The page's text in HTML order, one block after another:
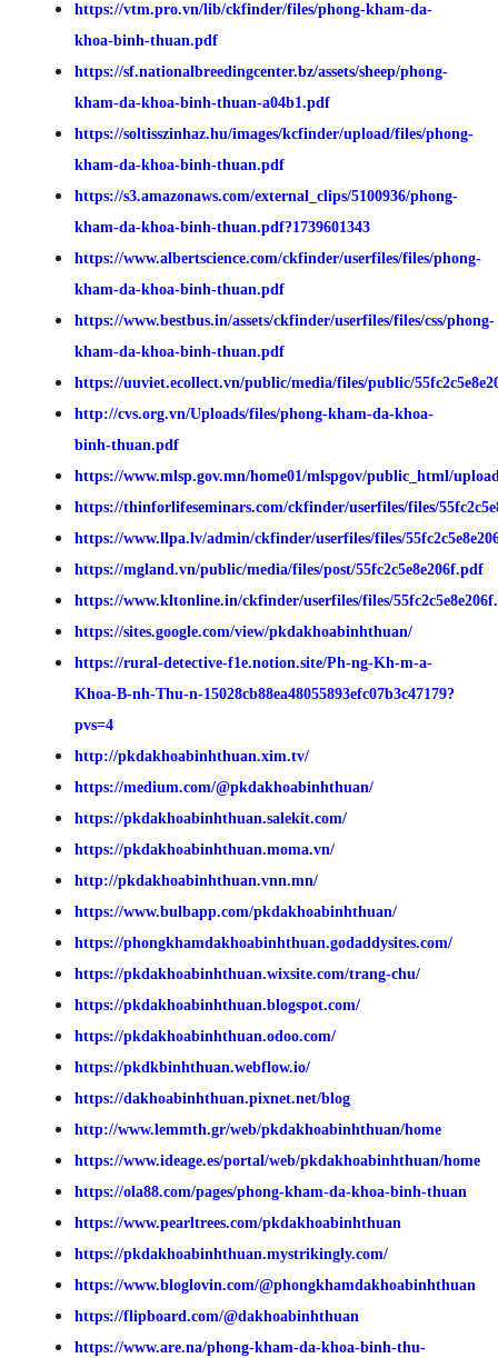
https://vtm.pro.vn/lib/ckfinder/files/phong-kham-da-
khoa-binh-thuan.pdf
https://sf.nationalbreedingcenter.bz/assets/sheep/phong-
kham-da-khoa-binh-thuan-a04b1.pdf
https://soltisszinhaz.hu/images/kcfinder/upload/files/phong-
kham-da-khoa-binh-thuan.pdf
https://s3.amazonaws.com/external_clips/5100936/phong-
kham-da-khoa-binh-thuan.pdf?1739601343
https://www.albertscience.com/ckfinder/userfiles/files/phong-
kham-da-khoa-binh-thuan.pdf
https://www.bestbus.in/assets/ckfinder/userfiles/files/css/phong-
kham-da-khoa-binh-thuan.pdf
https://uuviet.ecollect.vn/public/media/files/public/
http://cvs.org.vn/Uploads/files/phong-kham-da-khoa-
binh-thuan.pdf
https://www.mlsp.gov.mn/home01/mlspgov/public_html/
https://thinforlifeseminars.com/ckfinder/userfiles/files/
https://www.llpa.lv/admin/ckfinder/userfiles/files/
https://mgland.vn/public/media/files/post/55fc2c5e8e206f.pdf
https://www.kltonline.in/ckfinder/userfiles/files/
https://sites.google.com/view/pkdakhoabinhthuan/
https://rural-detective-f1e.notion.site/Ph-ng-Kh-m-a-
Khoa-B-nh-Thu-n-15028cb88ea48055893efc07b3c47179?
pvs=4
http://pkdakhoabinhthuan.xim.tv/
https://medium.com/@pkdakhoabinhthuan/
https://pkdakhoabinhthuan.salekit.com/
https://pkdakhoabinhthuan.moma.vn/
http://pkdakhoabinhthuan.vnn.mn/
https://www.bulbapp.com/pkdakhoabinhthuan/
https://phongkhamdakhoabinhthuan.godaddysites.com/
https://pkdakhoabinhthuan.wixsite.com/trang-chu/
https://pkdakhoabinhthuan.blogspot.com/
https://pkdakhoabinhthuan.odoo.com/
https://pkdkbinhthuan.webflow.io/
https://dakhoabinhthuan.pixnet.net/blog
http://www.lemmth.gr/web/pkdakhoabinhthuan/home
https://www.ideage.es/portal/web/pkdakhoabinhthuan/home
https://ola88.com/pages/phong-kham-da-khoa-binh-thuan
https://www.pearltrees.com/pkdakhoabinhthuan
https://pkdakhoabinhthuan.mystrikingly.com/
https://www.bloglovin.com/@phongkhamdakhoabinhthuan
https://flipboard.com/@dakhoabinhthuan
https://www.are.na/phong-kham-da-khoa-binh-thu-